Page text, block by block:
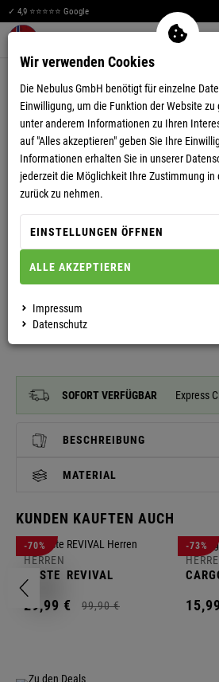
✓ 4,9 ⭐⭐⭐⭐⭐ Google
POLOSHIRT ALEX HERREN
SOFORT VERFÜGBAR Express
BESCHREIBUNG
MATERIAL
KUNDEN KAUFTEN AUCH
-70%
HERREN
WESTE REVIVAL
29,99 € 99,90 €
-73%
15,99
Wir verwenden Cookies
Die Nebulus GmbH benötigt für einzelne
Einwilligung, um die Funktion der Website
unter anderem Informationen zu Ihren
auf "Alles akzeptieren" geben Sie Ihre
Informationen erhalten Sie in unserer
jederzeit die Möglichkeit Ihre Zustimmung in
zurück zu nehmen.
EINSTELLUNGEN ÖFFNEN
ALLE AKZEPTIEREN
Impressum
Datenschutz